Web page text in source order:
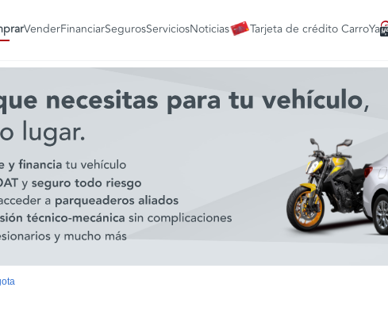
VenderFinanciarSegurosServiciosNoticias Tarjeta de crédito CarroYa